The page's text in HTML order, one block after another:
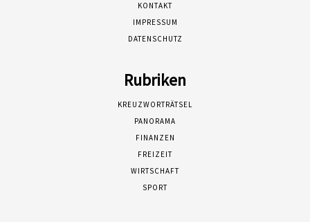
KONTAKT
IMPRESSUM
DATENSCHUTZ
Rubriken
KREUZWORTRÄTSEL
PANORAMA
FINANZEN
FREIZEIT
WIRTSCHAFT
SPORT